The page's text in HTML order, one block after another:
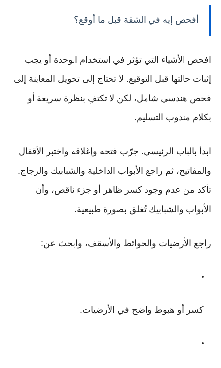
أفحص إيه في الشقة قبل ما أوقع؟
افحص الأشياء التي تؤثر في استخدام الوحدة أو يجب
إثبات حالتها قبل التوقيع. لا تحتاج إلى تحويل المعاينة إلى
فحص هندسي شامل، لكن لا تكتفِ بنظرة سريعة أو
بكلام مندوب التسليم.
ابدأ بالباب الرئيسي. جرّب فتحه وإغلاقه واختبر الأقفال
والمفاتيح، ثم راجع الأبواب الداخلية والشبابيك والزجاج.
تأكد من عدم وجود كسر ظاهر أو جزء ناقص، وأن
الأبواب والشبابيك تُغلق بصورة طبيعية.
راجع الأرضيات والحوائط والأسقف، وابحث عن:
كسر أو هبوط واضح في الأرضيات.